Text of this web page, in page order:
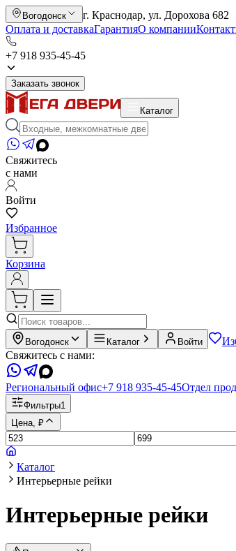
Вогодонск
г. Краснодар, ул. Дорохова 682
Оплата и доставкаГарантияО компании
+7 918 935-45-45
Заказать звонок
Каталог
Свяжитесь
с нами
Войти
Избранное
Корзина
Вогодонск Каталог Войти
Свяжитесь с нами:
Региональный офис+7 918 935-45-45Отдел
Фильтры1
Цена, ₽
Каталог
Интерьерные рейки
Интерьерные рейки